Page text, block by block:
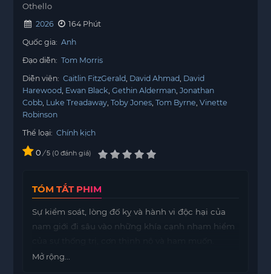
Othello
2026
164 Phút
Quốc gia: Anh
Đạo diễn: Tom Morris
Diễn viên: Caitlin FitzGerald David Ahmad David
Harewood Ewan Black Gethin Alderman Jonathan
Cobb Luke Treadaway Toby Jones Tom Byrne Vinette
Robinson
Thể loại: Chính kịch
0 / 5 0 đánh giá
TÓM TẮT PHIM
Sự kiểm soát, lòng đố kỵ và hành vi độc hại của
nam giới đi sâu vào những khía cạnh nham hiểm
Mở rộng...